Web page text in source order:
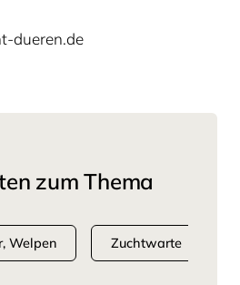
dueren.de
zum Thema
Welpen Zuchtwarte